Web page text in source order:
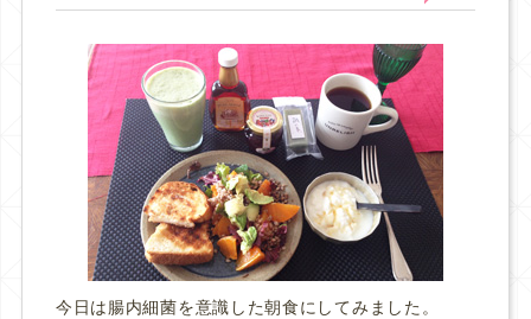
今日は腸内細菌を意識した朝食にしてみました。